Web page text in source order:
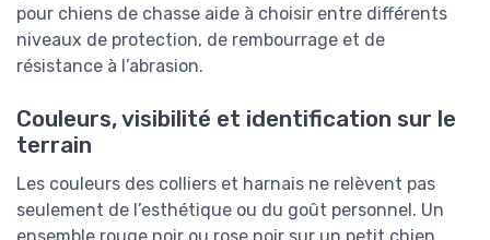
pour chiens de chasse aide à choisir entre différents
niveaux de protection, de rembourrage et de
résistance à l’abrasion.
Couleurs, visibilité et identification sur le
terrain
Les couleurs des colliers et harnais ne relèvent pas
seulement de l’esthétique ou du goût personnel. Un